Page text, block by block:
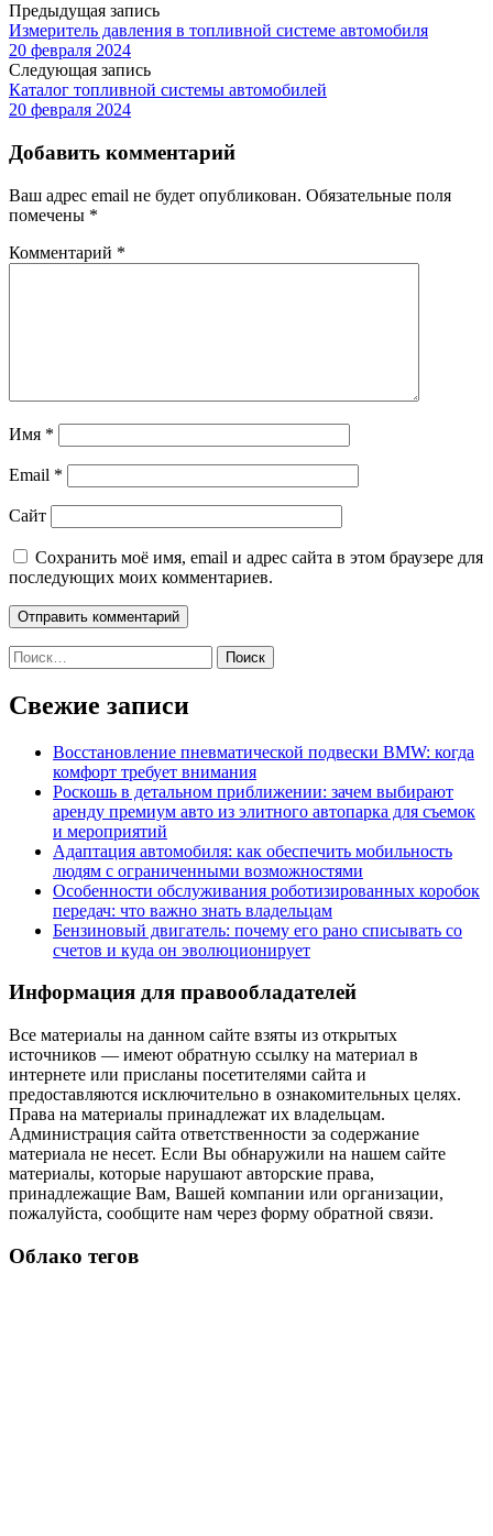
Предыдущая запись
Измеритель давления в топливной системе автомобиля
20 февраля 2024
Следующая запись
Каталог топливной системы автомобилей
20 февраля 2024
Добавить комментарий
Ваш адрес email не будет опубликован. Обязательные поля
помечены *
Комментарий *
Имя *
Email *
Сайт
Сохранить моё имя, email и адрес сайта в этом браузере для
последующих моих комментариев.
Найти:
Свежие записи
Восстановление пневматической подвески BMW: когда
комфорт требует внимания
Роскошь в детальном приближении: зачем выбирают
аренду премиум авто из элитного автопарка для съемок
и мероприятий
Адаптация автомобиля: как обеспечить мобильность
людям с ограниченными возможностями
Особенности обслуживания роботизированных коробок
передач: что важно знать владельцам
Бензиновый двигатель: почему его рано списывать со
счетов и куда он эволюционирует
Информация для правообладателей
Все материалы на данном сайте взяты из открытых
источников — имеют обратную ссылку на материал в
интернете или присланы посетителями сайта и
предоставляются исключительно в ознакомительных целях.
Права на материалы принадлежат их владельцам.
Администрация сайта ответственности за содержание
материала не несет. Если Вы обнаружили на нашем сайте
материалы, которые нарушают авторские права,
принадлежащие Вам, Вашей компании или организации,
пожалуйста, сообщите нам через форму обратной связи.
Облако тегов